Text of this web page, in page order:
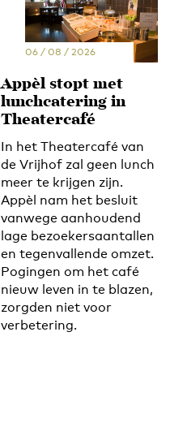
06 / 08 / 2026
Appèl stopt met
lunchcatering in
Theatercafé
In het Theatercafé van
de Vrijhof zal geen lunch
meer te krijgen zijn.
Appèl nam het besluit
vanwege aanhoudend
lage bezoekersaantallen
en tegenvallende omzet.
Pogingen om het café
nieuw leven in te blazen,
zorgden niet voor
verbetering.